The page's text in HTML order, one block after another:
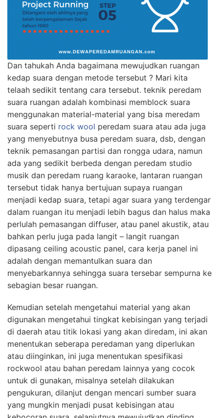
Dan tahukah Anda bagaimana mewujudkan ruangan
kedap suara dengan metode tersebut ? Mari kita
telaah sedikit tentang cara tersebut. teknik peredam
suara ruangan adalah kombinasi memblock suara
menggunakan material-material yang bisa meredam
suara seperti rock wool peredam suara atau ada juga
yang menyebutnya busa peredam suara, dsb, dengan
teknik pemasangan partisi dan rongga udara, namun
ada yang sedikit berbeda dengan peredam studio
musik dan peredam ruang karaoke, lantaran ruangan
tersebut tidak hanya bertujuan supaya ruangan
menjadi kedap suara, tetapi agar suara yang terdengar
dalam ruangan itu menjadi lebih bagus dan halus maka
perlulah pemasangan diffuser, atau panel akustik, atau
bahkan perlu juga pada langit – langit ruangan
dipasang ceiling acoustic panel, cara kerja panel ini
adalah dengan memantulkan suara dan
menyebarkannya sehingga suara tersebar sempurna ke
sebagian besar ruangan.
Kemudian setelah mengetahui material yang akan
digunakan mengetahui tingkat kebisingan yang terjadi
di daerah atau titik lokasi yang akan diredam, ini akan
menentukan seberapa peredaman yang diperlukan
atau diinginkan, ini juga menentukan spesifikasi
rockwool atau bahan peredam lainnya yang cocok
untuk di gunakan, misalnya setelah dilakukan
pengukuran, dilanjut dengan mencari sumber suara
yang mungkin menjadi pusat kebisingan atau